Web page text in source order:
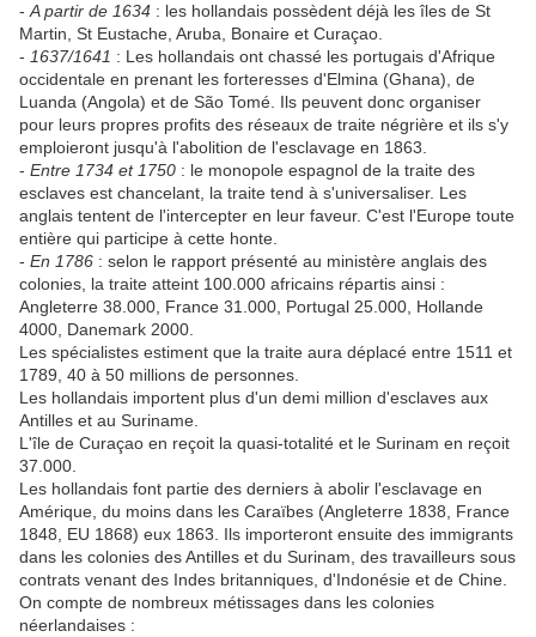
- A partir de 1634 : les hollandais possèdent déjà les îles de St
Martin, St Eustache, Aruba, Bonaire et Curaçao.
- 1637/1641 : Les hollandais ont chassé les portugais d'Afrique
occidentale en prenant les forteresses d'Elmina (Ghana), de
Luanda (Angola) et de São Tomé. Ils peuvent donc organiser
pour leurs propres profits des réseaux de traite négrière et ils s'y
emploieront jusqu'à l'abolition de l'esclavage en 1863.
- Entre 1734 et 1750 : le monopole espagnol de la traite des
esclaves est chancelant, la traite tend à s'universaliser. Les
anglais tentent de l'intercepter en leur faveur. C'est l'Europe toute
entière qui participe à cette honte.
- En 1786 : selon le rapport présenté au ministère anglais des
colonies, la traite atteint 100.000 africains répartis ainsi :
Angleterre 38.000, France 31.000, Portugal 25.000, Hollande
4000, Danemark 2000.
Les spécialistes estiment que la traite aura déplacé entre 1511 et
1789, 40 à 50 millions de personnes.
Les hollandais importent plus d'un demi million d'esclaves aux
Antilles et au Suriname.
L'île de Curaçao en reçoit la quasi-totalité et le Surinam en reçoit
37.000.
Les hollandais font partie des derniers à abolir l'esclavage en
Amérique, du moins dans les Caraïbes (Angleterre 1838, France
1848, EU 1868) eux 1863. Ils importeront ensuite des immigrants
dans les colonies des Antilles et du Surinam, des travailleurs sous
contrats venant des Indes britanniques, d'Indonésie et de Chine.
On compte de nombreux métissages dans les colonies
néerlandaises :